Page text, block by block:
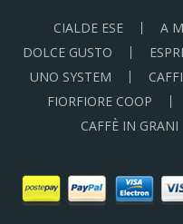
CIALDE ESE A
DOLCE GUSTO
UNO SYSTEM
FIORFIORE COOP
CAFFÈ IN GRANI